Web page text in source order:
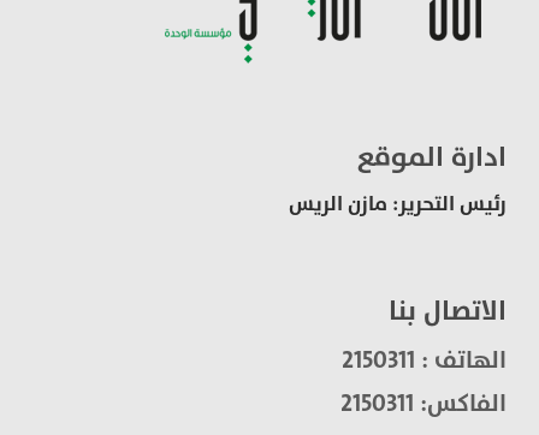
ادارة الموقع
رئيس التحرير: مازن الريس
الاتصال بنا
الهاتف : 2150311
الفاكس: 2150311